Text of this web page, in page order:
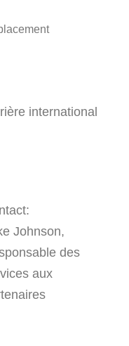
international
Johnson,
des
aux